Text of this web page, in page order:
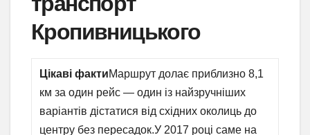
Кропивницького
Цікаві фактиМаршрут долає приблизно 8,1
км за один рейс — один із найзручніших
варіантів дістатися від східних околиць до
центру без пересадок.У 2017 році саме на